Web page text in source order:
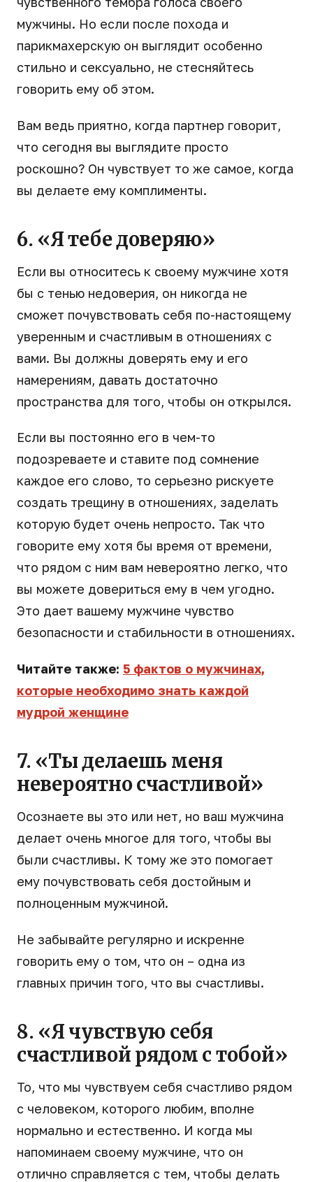
мужчины. Но если после похода и
парикмахерскую он выглядит особенно
стильно и сексуально, не стесняйтесь
говорить ему об этом.
Вам ведь приятно, когда партнер говорит,
что сегодня вы выглядите просто
роскошно? Он чувствует то же самое, когда
вы делаете ему комплименты.
6. «Я тебе доверяю»
Если вы относитесь к своему мужчине хотя
бы с тенью недоверия, он никогда не
сможет почувствовать себя по-настоящему
уверенным и счастливым в отношениях с
вами. Вы должны доверять ему и его
намерениям, давать достаточно
пространства для того, чтобы он открылся.
Если вы постоянно его в чем-то
подозреваете и ставите под сомнение
каждое его слово, то серьезно рискуете
создать трещину в отношениях, заделать
которую будет очень непросто. Так что
говорите ему хотя бы время от времени,
что рядом с ним вам невероятно легко, что
вы можете довериться ему в чем угодно.
Это дает вашему мужчине чувство
безопасности и стабильности в отношениях.
Читайте также: 5 фактов о мужчинах,
которые необходимо знать каждой
мудрой женщине
7. «Ты делаешь меня
невероятно счастливой»
Осознаете вы это или нет, но ваш мужчина
делает очень многое для того, чтобы вы
были счастливы. К тому же это помогает
ему почувствовать себя достойным и
полноценным мужчиной.
Не забывайте регулярно и искренне
говорить ему о том, что он – одна из
главных причин того, что вы счастливы.
8. «Я чувствую себя
счастливой рядом с тобой»
То, что мы чувствуем себя счастливо рядом
с человеком, которого любим, вполне
нормально и естественно. И когда мы
напоминаем своему мужчине, что он
отлично справляется с тем, чтобы делать